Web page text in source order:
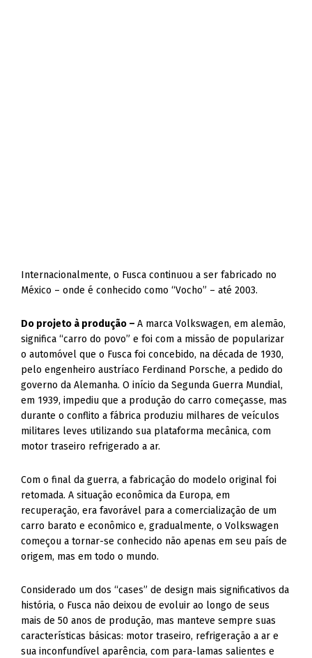
Internacionalmente, o Fusca continuou a ser fabricado no
México – onde é conhecido como “Vocho” – até 2003.
Do projeto à produção –A marca Volkswagen, em alemão,
significa “carro do povo” e foi com a missão de popularizar
o automóvel que o Fusca foi concebido, na década de 1930,
pelo engenheiro austríaco Ferdinand Porsche, a pedido do
governo da Alemanha. O início da Segunda Guerra Mundial,
em 1939, impediu que a produção do carro começasse, mas
durante o conflito a fábrica produziu milhares de veículos
militares leves utilizando sua plataforma mecânica, com
motor traseiro refrigerado a ar.
Com o final da guerra, a fabricação do modelo original foi
retomada. A situação econômica da Europa, em
recuperação, era favorável para a comercialização de um
carro barato e econômico e, gradualmente, o Volkswagen
começou a tornar-se conhecido não apenas em seu país de
origem, mas em todo o mundo.
Considerado um dos “cases” de design mais significativos da
história, o Fusca não deixou de evoluir ao longo de seus
mais de 50 anos de produção, mas manteve sempre suas
características básicas: motor traseiro, refrigeração a ar e
sua inconfundível aparência, com para-lamas salientes e